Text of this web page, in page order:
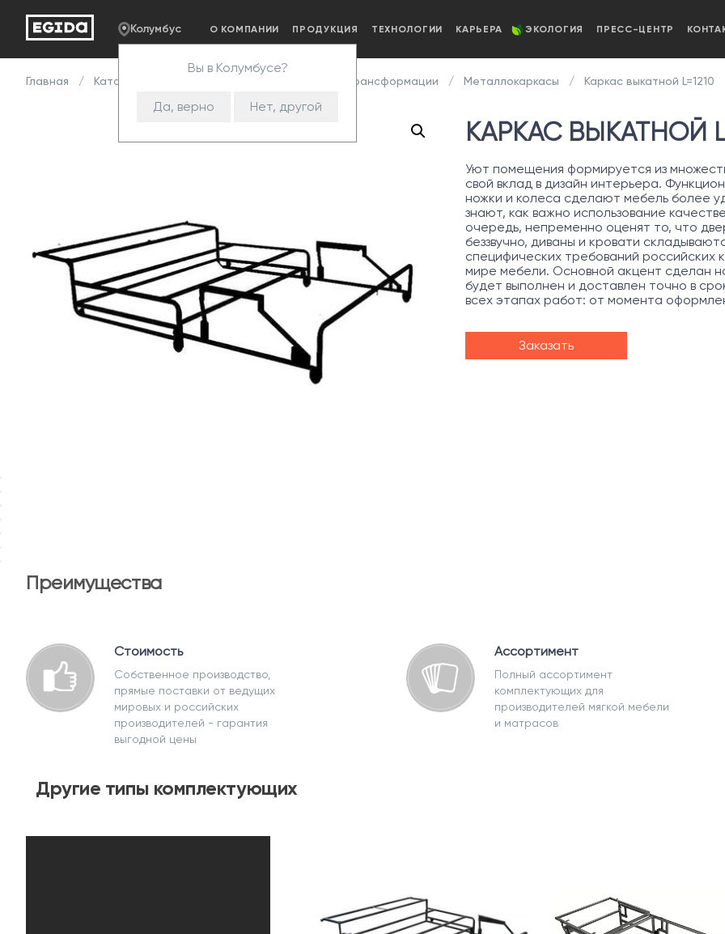
Колумбус
Вы в Колумбусе?
Да, верно Нет, другой
О КОМПАНИИ ПРОДУКЦИЯ ТЕХНОЛОГИИ КАРЬЕРА ЭКОЛОГИЯ ПРЕСС-ЦЕНТР
Главная Каталог Механизмы трансформации Металлокаркасы Каркас выкатной L=1210
КАРКАС ВЫКАТНОЙ
Уют помещения формируется из
свой вклад в дизайн интерьера.
ножки и колеса сделают мебель более
знают, как важно использование
очередь, непременно оценят то, что
беззвучно, диваны и кровати
специфических требований
мире мебели. Основной акцент сделан
будет выполнен и доставлен точно в
всех этапах работ: от момента
Заказать
Преимущества
Стоимость
Собственное производство,
прямые поставки от ведущих
мировых и российских
производителей - гарантия
выгодной цены
Ассортимент
Полный ассортимент
комплектующих для
производителей мягкой мебели
и матрасов
Другие типы комплектующих